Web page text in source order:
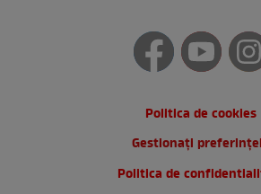
Politica de cookies
Gestionați
Politica de